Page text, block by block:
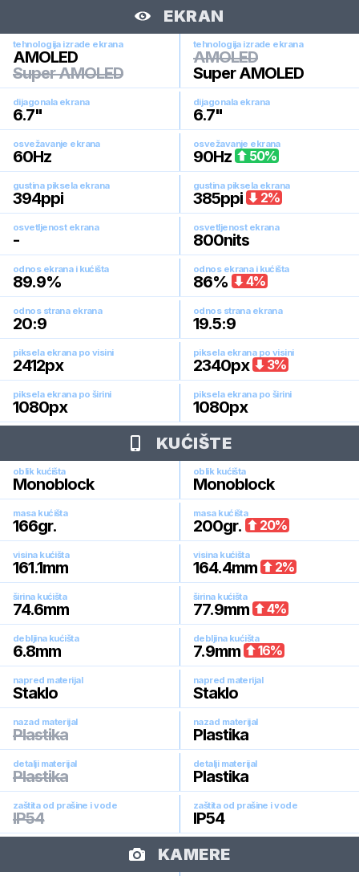
EKRAN
tehnologija izrade ekrana
AMOLED
Super AMOLED
tehnologija izrade ekrana
AMOLED
Super AMOLED
dijagonala ekrana
6.7"
dijagonala ekrana
6.7"
osvežavanje ekrana
60Hz
osvežavanje ekrana
90Hz 50%
gustina piksela ekrana
394ppi
gustina piksela ekrana
385ppi 2%
osvetljenost ekrana
-
osvetljenost ekrana
800nits
odnos ekrana i kućišta
89.9%
odnos ekrana i kućišta
86% 4%
odnos strana ekrana
20:9
odnos strana ekrana
19.5:9
piksela ekrana po visini
2412px
piksela ekrana po visini
2340px 3%
piksela ekrana po širini
1080px
piksela ekrana po širini
1080px
KUĆIŠTE
oblik kućišta
Monoblock
oblik kućišta
Monoblock
masa kućišta
166gr.
masa kućišta
200gr. 20%
visina kućišta
161.1mm
visina kućišta
164.4mm 2%
širina kućišta
74.6mm
širina kućišta
77.9mm 4%
debljina kućišta
6.8mm
debljina kućišta
7.9mm 16%
napred materijal
Staklo
napred materijal
Staklo
nazad materijal
Plastika
nazad materijal
Plastika
detalji materijal
Plastika
detalji materijal
Plastika
zaštita od prašine i vode
IP54
zaštita od prašine i vode
IP54
KAMERE